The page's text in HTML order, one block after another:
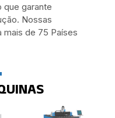
que garante
Nossas
mais de 75 Países